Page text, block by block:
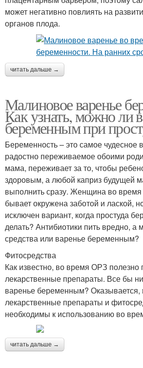
может негативно повлиять на
органов плода.
читать дальше →
Малиновое варенье
Как узнать, можно ли
беременным при
Беременность – это самое чудесное
радостно переживаемое обоими
мама, переживает за то, чтобы
здоровым, а любой каприз будущей
выполнить сразу. Женщина во
бывает окружена заботой и лаской,
исключен вариант, когда простуда
делать? Антибиотики пить вредно,
средства или варенье беременным?
Фитосредства
Как известно, во время ОРЗ полезно
лекарственные препараты. Все бы
варенье беременным? Оказывается,
лекарственные препараты и
необходимы к использованию во
читать дальше →